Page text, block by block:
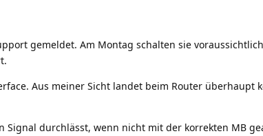
gemeldet. Am Montag schalten sie
Aus meiner Sicht landet beim Router überhaupt
Signal durchlässt, wenn nicht mit der korrekten MB